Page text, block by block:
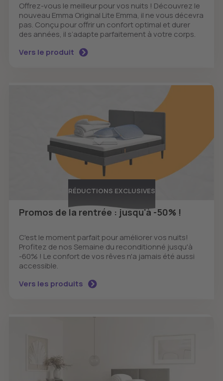
Offrez-vous le meilleur pour vos nuits ! Découvrez le
nouveau Emma Original Lite Emma, il ne vous décevra
pas. Conçu pour offrir un confort optimal et durer
des années, il s’adapte parfaitement à votre corps.
Vers le produit
RÉDUCTIONS EXCLUSIVES
Promos de la rentrée : jusqu'à -50% !
C'est le moment parfait pour améliorer vos nuits!
Profitez de nos Semaine du reconditionné jusqu'à
-60% ! Le confort de vos rêves n'a jamais été aussi
accessible.
Vers les produits